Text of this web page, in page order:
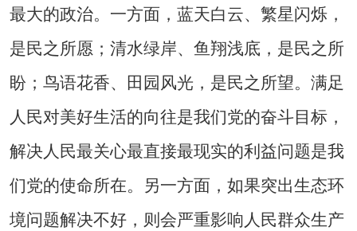
最大的政治。一方面，蓝天白云、繁星闪烁，
是民之所愿；清水绿岸、鱼翔浅底，是民之所
盼；鸟语花香、田园风光，是民之所望。满足
人民对美好生活的向往是我们党的奋斗目标，
解决人民最关心最直接最现实的利益问题是我
们党的使命所在。另一方面，如果突出生态环
境问题解决不好，则会严重影响人民群众生产